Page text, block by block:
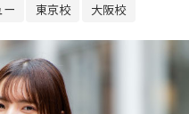
ー 東京校 大阪校